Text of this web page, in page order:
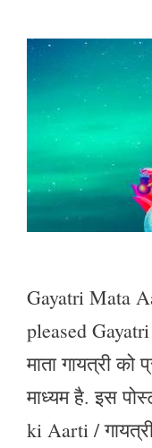
Gayatri Mata
pleased Gayatri
माता गायत्री
माध्यम है. इस
ki Aarti /